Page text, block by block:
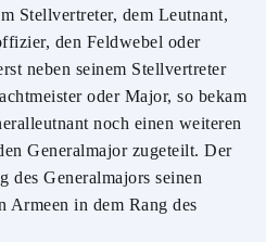
Stellvertreter, dem Leutnant,
den Feldwebel oder
neben seinem Stellvertreter
oder Major, so bekam
noch einen weiteren
Generalmajor zugeteilt. Der
des Generalmajors seinen
Armeen in dem Rang des